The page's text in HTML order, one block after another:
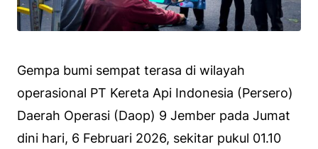
Gempa bumi sempat terasa di wilayah
operasional PT Kereta Api Indonesia (Persero)
Daerah Operasi (Daop) 9 Jember pada Jumat
dini hari, 6 Februari 2026, sekitar pukul 01.10